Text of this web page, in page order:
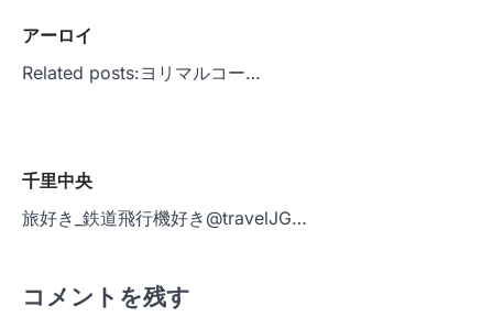
アーロイ
Related posts:ヨリマルコー…
千里中央
旅好き_鉄道飛行機好き@travelJG…
コメントを残す